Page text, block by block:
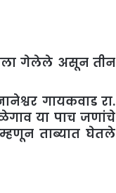
गेलेले असून तीन
गायकवाड रा.
या पाच जणांचे
ताब्यात घेतले